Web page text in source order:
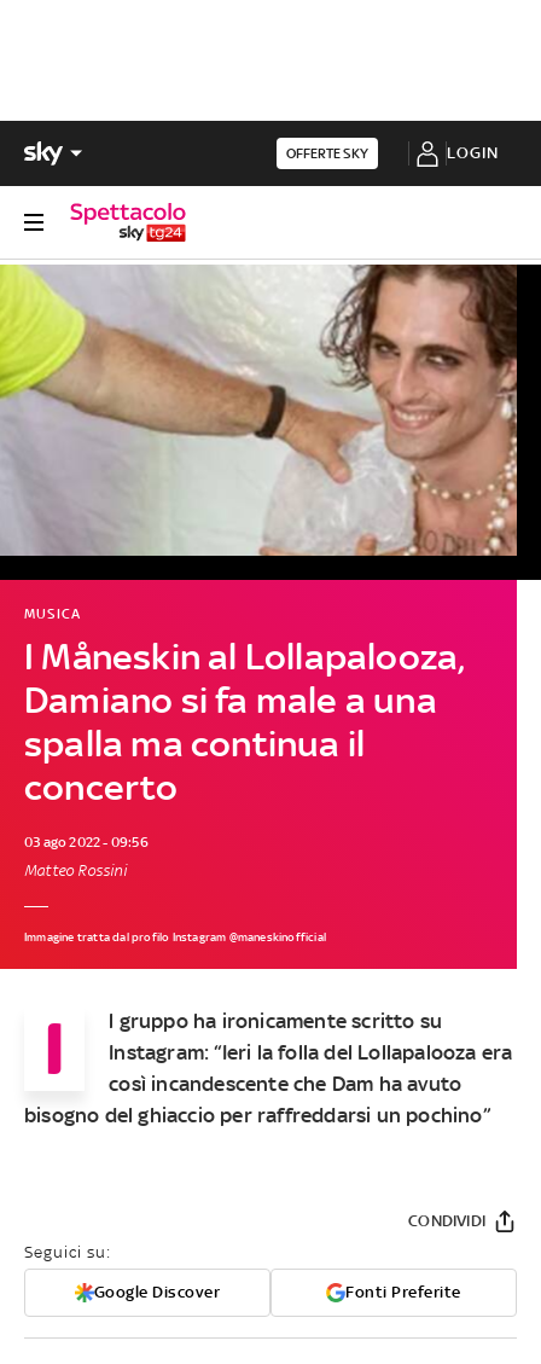
OFFERTE SKY LOGIN
I Måneskin al Lollapalooza,
Damiano si fa male a una
spalla ma continua il
concerto
MUSICA
03 ago 2022 - 09:56
Matteo Rossini
Immagine tratta dal profilo Instagram @maneskinofficial
I
l gruppo ha ironicamente scritto su
Instagram: “Ieri la folla del Lollapalooza era
così incandescente che Dam ha avuto
bisogno del ghiaccio per raffreddarsi un pochino”
Seguici su:
Google Discover Fonti Preferite
CONDIVIDI